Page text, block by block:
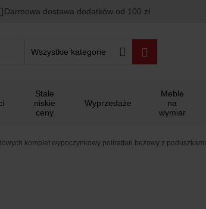
Darmowa dostawa dodatków od 100 zł
Wszystkie kategorie
Stale
niskie
ceny
Wyprzedaże
Meble
na
wymiar
komplet wypoczynkowy polirattan beżowy z poduszkami